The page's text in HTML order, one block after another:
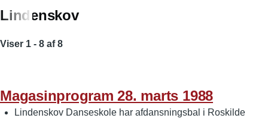
Lindenskov
Viser 1 - 8 af 8
Magasinprogram 28. marts 1988
Lindenskov Danseskole har afdansningsbal i Roskilde